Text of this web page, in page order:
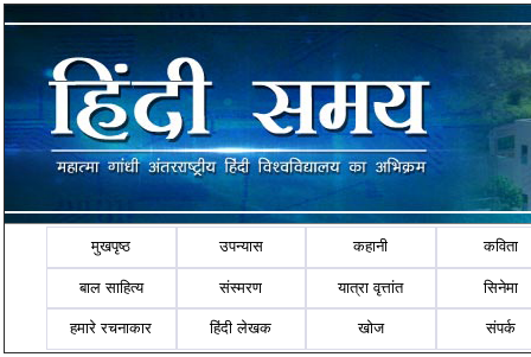
मुखपृष्ठ उपन्यास कहानी कविता
बाल साहित्य संस्मरण यात्रा वृत्तांत सिनेमा
हमारे रचनाकार हिंदी लेखक खोज संपर्क